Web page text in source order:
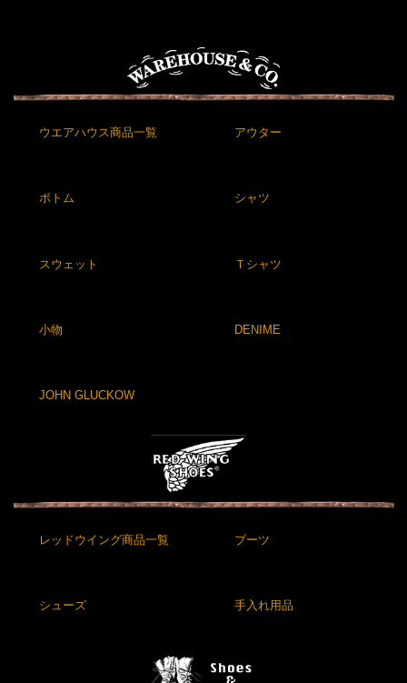
ウエアハウス商品一覧 アウター
ボトム シャツ
スウェット Ｔシャツ
小物 DENIME
JOHN GLUCKOW
レッドウイング商品一覧 ブーツ
シューズ 手入れ用品